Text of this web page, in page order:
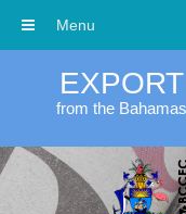
EXPORT
from the Bahamas
Menu